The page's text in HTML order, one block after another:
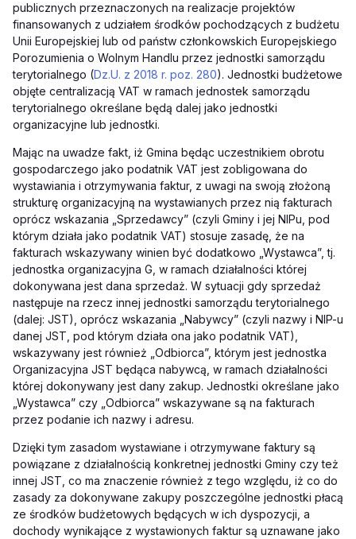
publicznych przeznaczonych na realizacje projektów
finansowanych z udziałem środków pochodzących z budżetu
Unii Europejskiej lub od państw członkowskich Europejskiego
Porozumienia o Wolnym Handlu przez jednostki samorządu
terytorialnego (Dz.U. z 2018 r. poz. 280). Jednostki budżetowe
objęte centralizacją VAT w ramach jednostek samorządu
terytorialnego określane będą dalej jako jednostki
organizacyjne lub jednostki.
Mając na uwadze fakt, iż Gmina będąc uczestnikiem obrotu
gospodarczego jako podatnik VAT jest zobligowana do
wystawiania i otrzymywania faktur, z uwagi na swoją złożoną
strukturę organizacyjną na wystawianych przez nią fakturach
oprócz wskazania „Sprzedawcy” (czyli Gminy i jej NIPu, pod
którym działa jako podatnik VAT) stosuje zasadę, że na
fakturach wskazywany winien być dodatkowo „Wystawca”, tj.
jednostka organizacyjna G, w ramach działalności której
dokonywana jest dana sprzedaż. W sytuacji gdy sprzedaż
następuje na rzecz innej jednostki samorządu terytorialnego
(dalej: JST), oprócz wskazania „Nabywcy” (czyli nazwy i NIP-u
danej JST, pod którym działa ona jako podatnik VAT),
wskazywany jest również „Odbiorca”, którym jest jednostka
Organizacyjna JST będąca nabywcą, w ramach działalności
której dokonywany jest dany zakup. Jednostki określane jako
„Wystawca” czy „Odbiorca” wskazywane są na fakturach
przez podanie ich nazwy i adresu.
Dzięki tym zasadom wystawiane i otrzymywane faktury są
powiązane z działalnością konkretnej jednostki Gminy czy też
innej JST, co ma znaczenie również z tego względu, iż co do
zasady za dokonywane zakupy poszczególne jednostki płacą
ze środków budżetowych będących w ich dyspozycji, a
dochody wynikające z wystawionych faktur są uznawane jako